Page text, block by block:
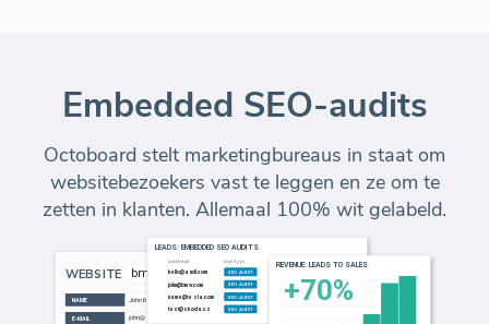
Embedded SEO-audits
Octoboard stelt marketingbureaus in staat om
websitebezoekers vast te leggen en ze om te
zetten in klanten. Allemaal 100% wit gelabeld.